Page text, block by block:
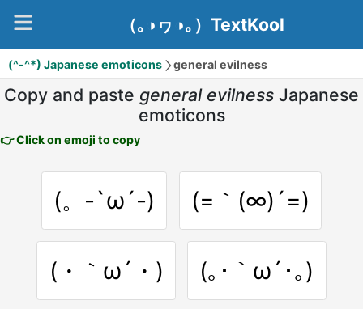
（｡◑ヮ◑｡）TextKool
(^-^*) Japanese emoticons general evilness
Copy and paste general evilness Japanese
emoticons
👉 Click on emoji to copy
(。-`ω´-) (=｀(∞)´=)
(・｀ω´・) (｡･｀ω´･｡)